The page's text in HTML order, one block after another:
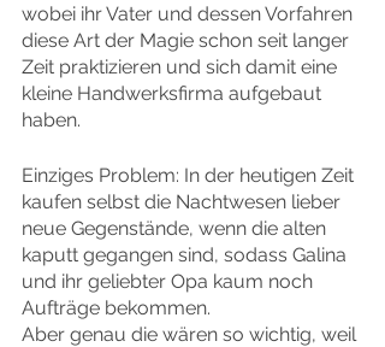
wobei ihr Vater und dessen Vorfahren
diese Art der Magie schon seit langer
Zeit praktizieren und sich damit eine
kleine Handwerksfirma aufgebaut
haben.
Einziges Problem: In der heutigen Zeit
kaufen selbst die Nachtwesen lieber
neue Gegenstände, wenn die alten
kaputt gegangen sind, sodass Galina
und ihr geliebter Opa kaum noch
Aufträge bekommen.
Aber genau die wären so wichtig, weil